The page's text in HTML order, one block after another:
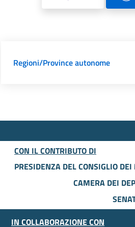
Regioni/Province autonome
CON IL CONTRIBUTO DI
PRESIDENZA DEL CONSIGLIO
CAMERA DEI
IN COLLABORAZIONE CON